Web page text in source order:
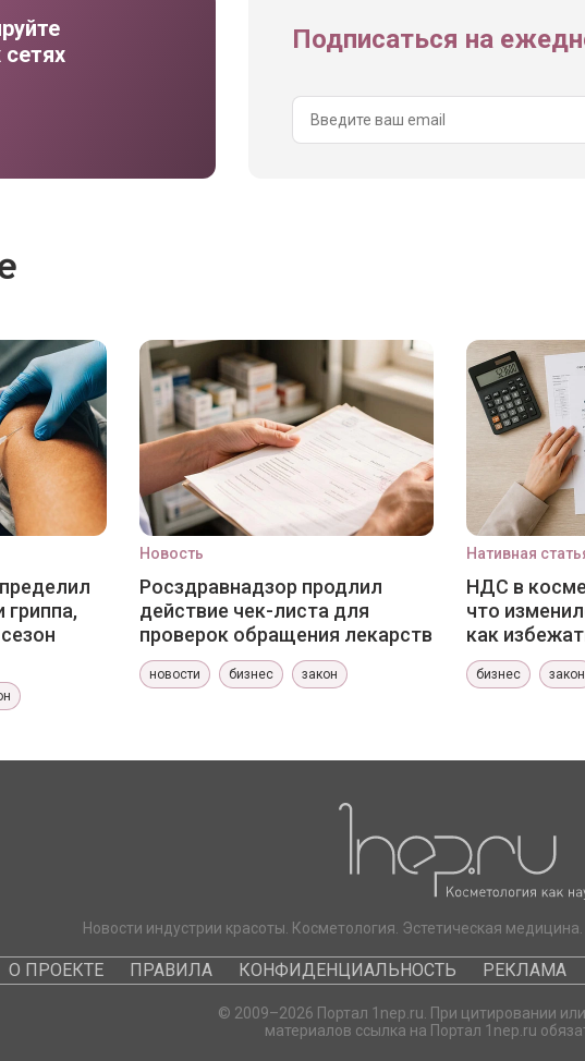
Подписаться на
Новость
Росздравнадзор продлил
действие чек-листа для
проверок обращения лекарств
новости бизнес закон
Нативная
НДС в
что
как
бизнес закон
Новости индустрии красоты. Косметология. Эстетическая
О ПРОЕКТЕ ПРАВИЛА КОНФИДЕНЦИАЛЬНОСТЬ РЕКЛАМА
© 2009–2026 Портал 1nep.ru. При цитировании
материалов ссылка на Портал 1nep.ru